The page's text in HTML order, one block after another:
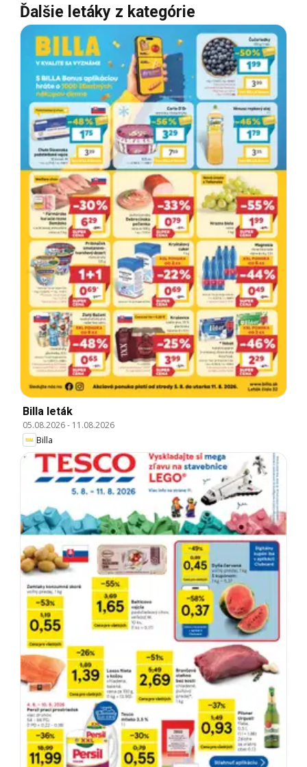
Ďalšie letáky z kategórie
Billa leták
05.08.2026- 11.08.2026
Billa